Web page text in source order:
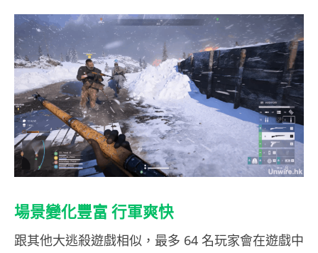
場景變化豐富 行軍爽快
跟其他大逃殺遊戲相似，最多 64 名玩家會在遊戲中